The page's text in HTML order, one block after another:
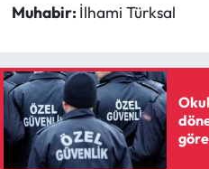
Muhabir: İlhami Türksal